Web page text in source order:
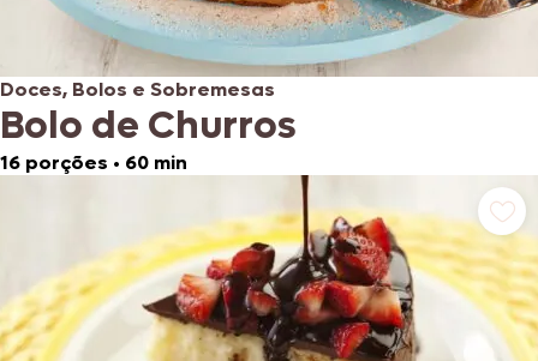
Doces, Bolos e Sobremesas
Bolo de Churros
16 porções • 60 min